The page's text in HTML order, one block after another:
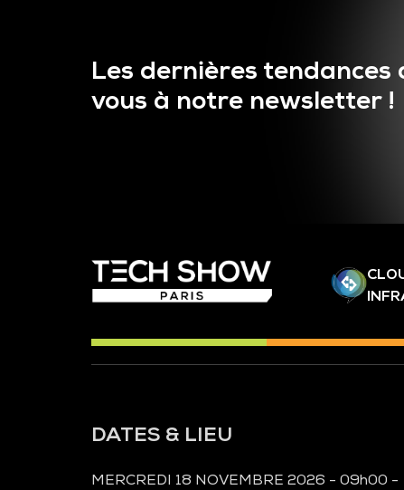
Les dernières
vous à notre newsletter !
DATES & LIEU
MERCREDI 18 NOVEMBRE 2026 - 09h00 -